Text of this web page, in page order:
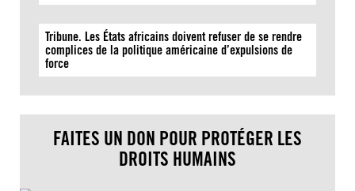
Tribune. Les États africains doivent refuser de se rendre
complices de la politique américaine d’expulsions de
force
FAITES UN DON POUR PROTÉGER LES
DROITS HUMAINS